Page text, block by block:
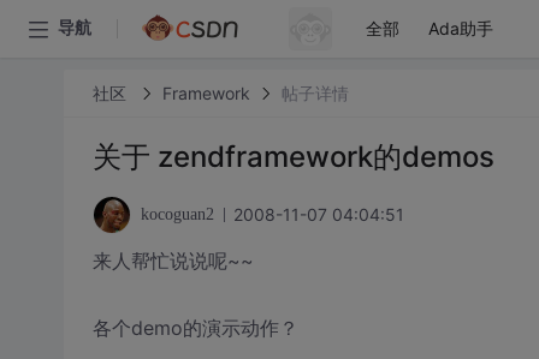
导航 全部 Ada助手
社区 Framework 帖子详情
关于 zendframework的demos
kocoguan2 2008-11-07 04:04:51
来人帮忙说说呢~~
各个demo的演示动作？